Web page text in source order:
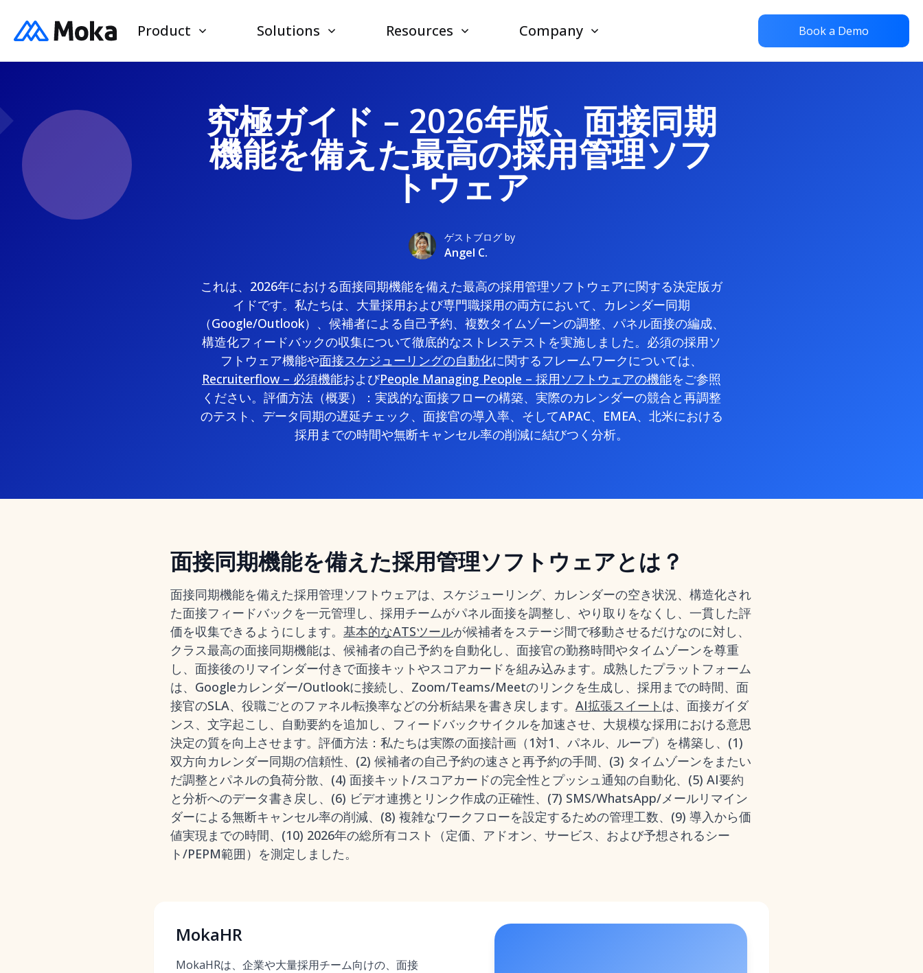
Product Solutions Resources Company Book a Demo
究極ガイド – 2026年版、面接同期
機能を備えた最高の採用管理ソフ
トウェア
ゲストブログ by
Angel C.
これは、2026年における面接同期機能を備えた最高の採用管理ソフトウェアに関する決定版ガ
イドです。私たちは、大量採用および専門職採用の両方において、カレンダー同期
（Google/Outlook）、候補者による自己予約、複数タイムゾーンの調整、パネル面接の編成、
構造化フィードバックの収集について徹底的なストレステストを実施しました。必須の採用ソ
フトウェア機能や面接スケジューリングの自動化に関するフレームワークについては、
Recruiterflow – 必須機能およびPeople Managing People – 採用ソフトウェアの機能をご参照
ください。評価方法（概要）：実践的な面接フローの構築、実際のカレンダーの競合と再調整
のテスト、データ同期の遅延チェック、面接官の導入率、そしてAPAC、EMEA、北米における
採用までの時間や無断キャンセル率の削減に結びつく分析。
面接同期機能を備えた採用管理ソフトウェアとは？
面接同期機能を備えた採用管理ソフトウェアは、スケジューリング、カレンダーの空き状況、構造化され
た面接フィードバックを一元管理し、採用チームがパネル面接を調整し、やり取りをなくし、一貫した評
価を収集できるようにします。 基本的なATSツールが候補者をステージ間で移動させるだけなのに対し、
クラス最高の面接同期機能は、候補者の自己予約を自動化し、面接官の勤務時間やタイムゾーンを尊重
し、面接後のリマインダー付きで面接キットやスコアカードを組み込みます。成熟したプラットフォーム
は、Googleカレンダー/Outlookに接続し、Zoom/Teams/Meetのリンクを生成し、採用までの時間、面
接官のSLA、役職ごとのファネル転換率などの分析結果を書き戻します。 AI拡張スイート は、面接ガイダ
ンス、文字起こし、自動要約を追加し、フィードバックサイクルを加速させ、大規模な採用における意思
決定の質を向上させます。評価方法：私たちは実際の面接計画（1対1、パネル、ループ）を構築し、(1)
双方向カレンダー同期の信頼性、(2) 候補者の自己予約の速さと再予約の手間、(3) タイムゾーンをまたい
だ調整とパネルの負荷分散、(4) 面接キット/スコアカードの完全性とプッシュ通知の自動化、(5) AI要約
と分析へのデータ書き戻し、(6) ビデオ連携とリンク作成の正確性、(7) SMS/WhatsApp/メールリマイン
ダーによる無断キャンセル率の削減、(8) 複雑なワークフローを設定するための管理工数、(9) 導入から価
値実現までの時間、(10) 2026年の総所有コスト（定価、アドオン、サービス、および予想されるシー
ト/PEPM範囲）を測定しました。
MokaHR
MokaHRは、企業や大量採用チーム向けの、面接